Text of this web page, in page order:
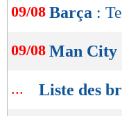
09/08 Barça :
09/08 Man City
... Liste des